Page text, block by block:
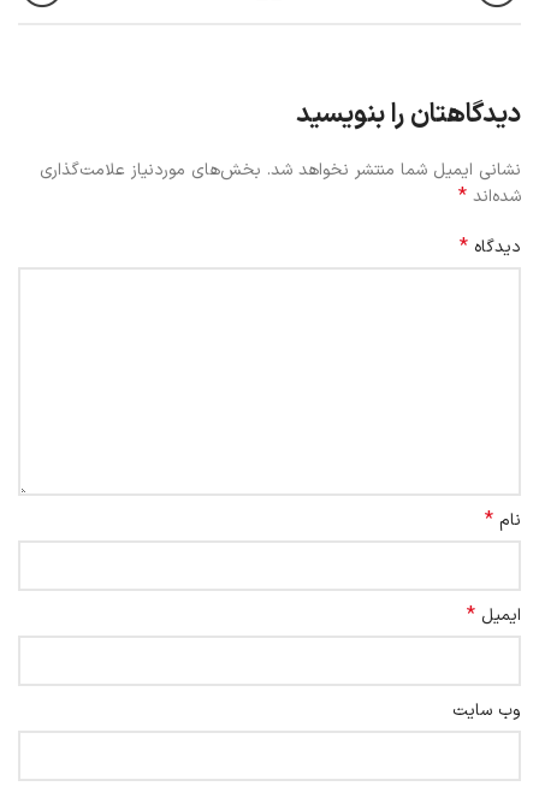
دیدگاهتان را بنویسید
نشانی ایمیل شما منتشر نخواهد شد. بخش‌های موردنیاز علامت‌گذاری
شده‌اند *
دیدگاه *
نام *
ایمیل *
وب‌ سایت